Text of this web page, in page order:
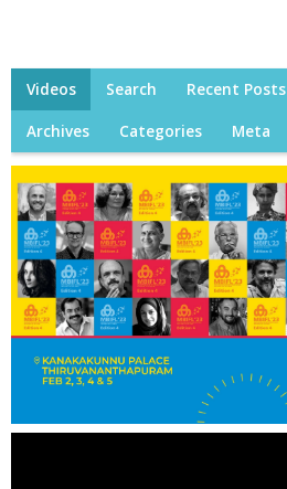
Videos Search Recent Posts
Archives Categories Meta